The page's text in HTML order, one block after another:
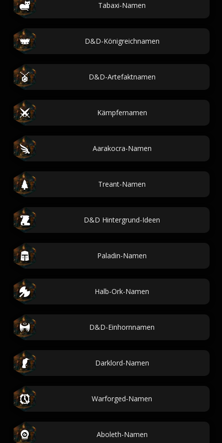
Tabaxi-Namen
D&D-Königreichnamen
D&D-Artefaktnamen
Kämpfernamen
Aarakocra-Namen
Treant-Namen
D&D Hintergrund-Ideen
Paladin-Namen
Halb-Ork-Namen
D&D-Einhornnamen
Darklord-Namen
Warforged-Namen
Aboleth-Namen